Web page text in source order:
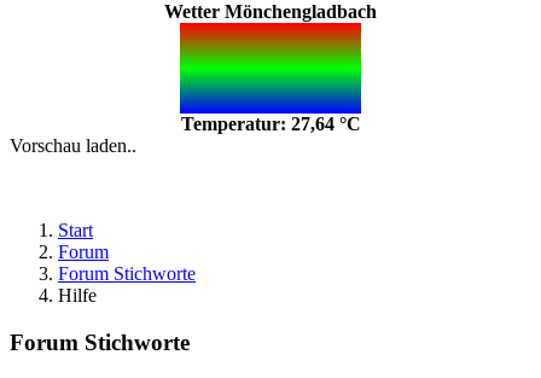
Wetter Mönchengladbach
Temperatur: 27,64 °C
Vorschau laden..
Start
Forum
Forum Stichworte
Hilfe
Forum Stichworte